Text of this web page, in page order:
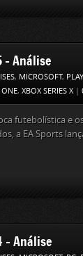
– Análise
, MICROSOFT,
ONE, XBOX SERIES X |
futebolística e
a EA Sports
– Análise